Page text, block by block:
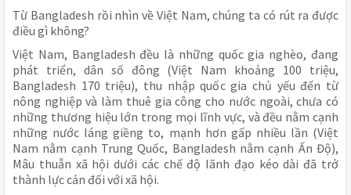
Từ Bangladesh rồi nhìn về Việt Nam, chúng ta có rút ra được
điều gì không?
Việt Nam, Bangladesh đều là những quốc gia nghèo, đang
phát triển, dân số đông (Việt Nam khoảng 100 triệu,
Bangladesh 170 triệu), thu nhập quốc gia chủ yếu đến từ
nông nghiệp và làm thuê gia công cho nước ngoài, chưa có
những thương hiệu lớn trong mọi lĩnh vực, và đều nằm cạnh
những nước láng giềng to, mạnh hơn gấp nhiều lần (Việt
Nam nằm cạnh Trung Quốc, Bangladesh nằm cạnh Ấn Độ),
Mâu thuẫn xã hội dưới các chế độ lãnh đạo kéo dài đã trở
thành lực cản đối với xã hội.